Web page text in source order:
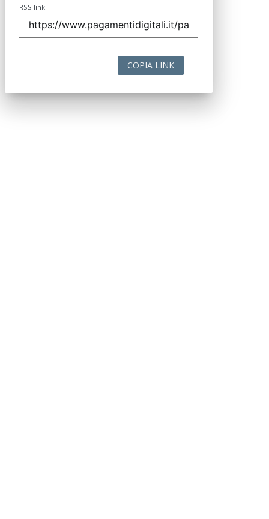
RSS link
COPIA LINK